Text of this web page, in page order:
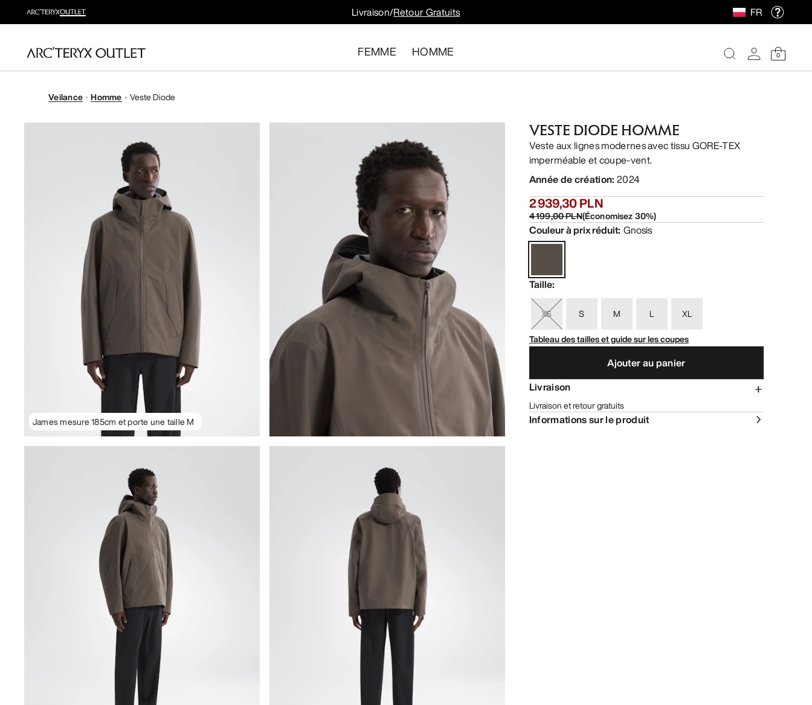
Livraison/Retour Gratuits FR
FEMME HOMME 0
Veilance Homme Veste Diode
James mesure 185cm et porte une taille M
VESTE DIODE HOMME
Veste aux lignes modernes avec tissu GORE-TEX
imperméable et coupe-vent.
Année de création: 2024
2 939,30 PLN
4 199,00 PLN(Économisez30%)
Couleur à prix réduit: Gnosis
Taille:
XS S M L
XL
Tableau des tailles et guide sur les coupes
Ajouter au panier
Livraison
Livraison et retour gratuits
Informations sur le produit